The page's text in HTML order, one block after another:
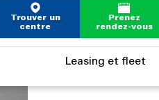
Trouver un
centre
Prenez
rendez-vous
Leasing et fleet